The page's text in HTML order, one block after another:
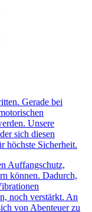
Gerade bei
Unsere
sich diesen
höchste Sicherheit.
Auffangschutz,
können. Dadurch,
noch verstärkt. An
von Abenteuer zu